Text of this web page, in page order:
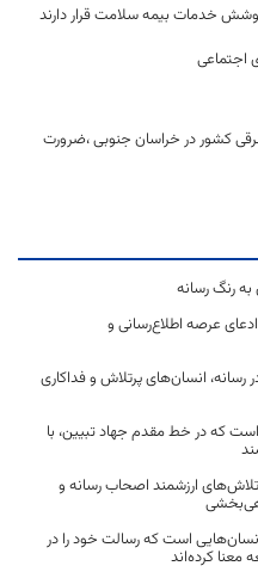
اجتماعی
کشور در خراسان جنوبی ،ضرورت
به رنگ رسانه
عرصه اطلاع‌رسانی و
رسانه، انسان‌های پرتلاش و فداکاری
که در خط مقدم جهاد تبیین، با
ارزشمند اصحاب رسانه و
است که رسالت خود را در
کرده‌اند